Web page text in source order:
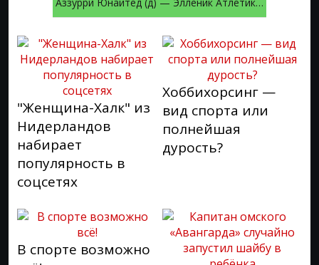
"Женщина-Халк" из
Нидерландов
набирает
популярность в
соцсетях
Хоббихорсинг —
вид спорта или
полнейшая
дурость?
В спорте возможно